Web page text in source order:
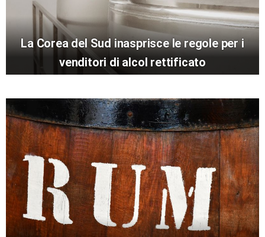
La Corea del Sud inasprisce le regole per i
venditori di alcol rettificato